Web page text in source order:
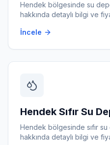
Hendek bölgesinde su
hakkında detaylı bilgi ve
İncele
Hendek Sıfır Su
Hendek bölgesinde sıfır
hakkında detaylı bilgi ve